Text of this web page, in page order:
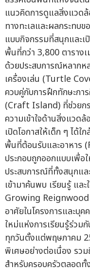
แนวคิดการดูแลสิ่งแวดล้
ทางทะเลและผลกระทบ
แบบกิจกรรมที่สนุกและเ
พื้นที่กว่า 3,800 ตาราง
ด้วยประสบการณ์หลากห
เครื่องเล่น (Turtle
ควบคู่กับการฝึกทักษะกา
(Craft Island) ที่ช่วยก
ความเข้าใจด้านสิ่งแวด
เปิดโอกาสให้เด็ก ๆ ได้
พื้นที่ต้อนรับและอาหาร
ประกอบถูกออกแบบเพื่อ
ประสบการณ์ที่ทั้งสนุกแ
เข้ามาค้นพบ เรียนรู้ แล
Growing
อาศัยในโครงการและบุ
ใหม่แห่งการเรียนรู้ร่วม
ทุกวันตั้งแต่พฤษภาคม
พิเศษอย่างต่อเนื่อง รว
สำหรับครอบครัวตลอดทั้